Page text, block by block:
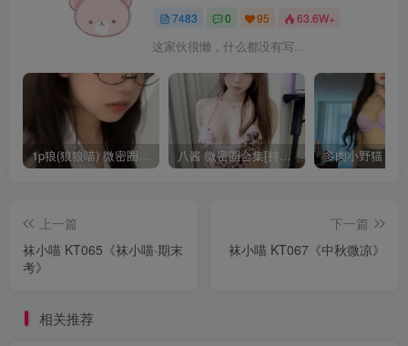
7483 0 95 63.6W+
这家伙很懒，什么都没有写...
1p狼(狼狼喵) 微密圈/岛遇合集[持续更新2025.08.20] 八酱 微密圈合集[持续更新]
上一篇
袜小喵 KT065《袜小喵·期末
考》
下一篇
袜小喵 KT067《中秋微凉》
相关推荐